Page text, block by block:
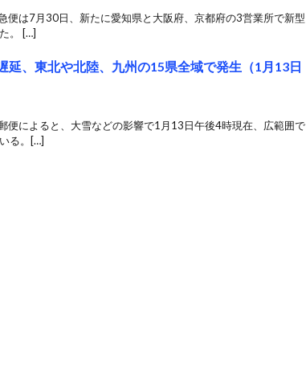
便は7月30日、新たに愛知県と大阪府、京都府の3営業所で新型
。 […]
延、東北や北陸、九州の15県全域で発生（1月13日
便によると、大雪などの影響で1月13日午後4時現在、広範囲で
る。[…]